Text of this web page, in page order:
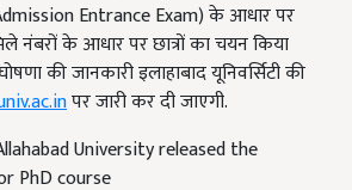
Entrance Exam) के आधार पर
नंबरों के आधार पर छात्रों का चयन किया
की जानकारी इलाहाबाद यूनिवर्सिटी की
पर जारी कर दी जाएगी.
University released the
PhD course